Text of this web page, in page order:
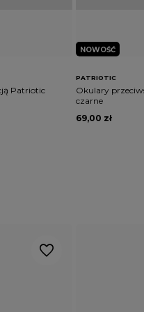
Patriotic
NOWOŚĆ
PATRIOTIC
Okulary
czarne
69,00 zł